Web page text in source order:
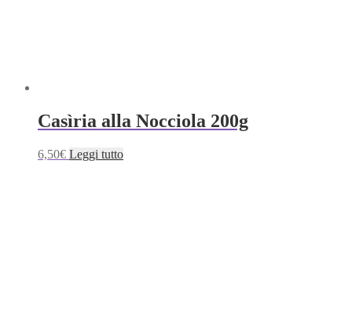
Casìria alla Nocciola 200g
6,50€ Leggi tutto